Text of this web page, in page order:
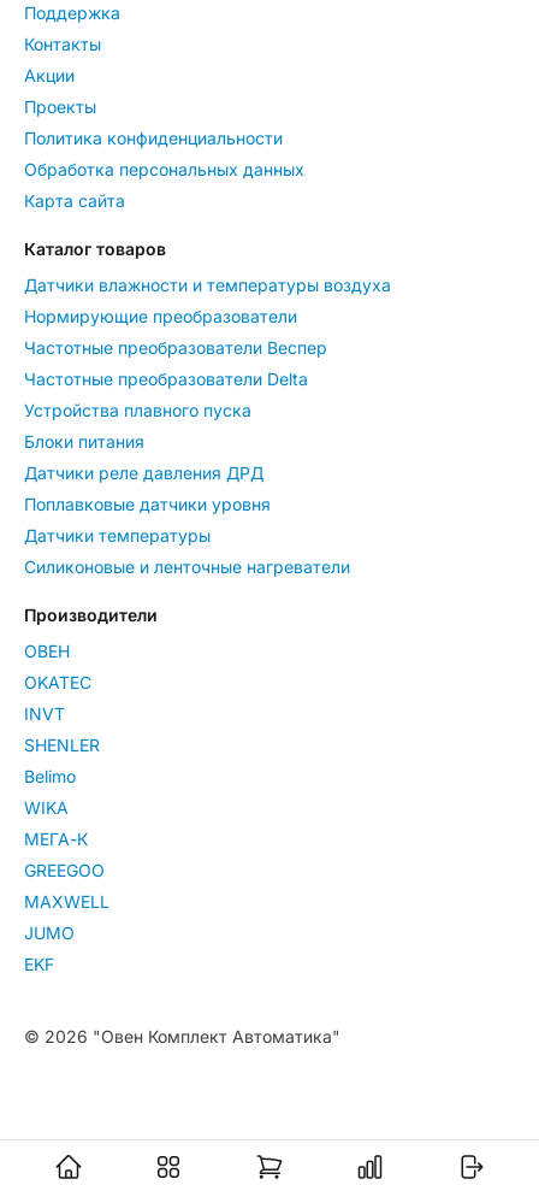
Поддержка
Контакты
Акции
Проекты
Политика конфиденциальности
Обработка персональных данных
Карта сайта
Каталог товаров
Датчики влажности и температуры воздуха
Нормирующие преобразователи
Частотные преобразователи Веспер
Частотные преобразователи Delta
Устройства плавного пуска
Блоки питания
Датчики реле давления ДРД
Поплавковые датчики уровня
Датчики температуры
Силиконовые и ленточные нагреватели
Производители
ОВЕН
OKATEC
INVT
SHENLER
Belimo
WIKA
МЕГА-К
GREEGOO
MAXWELL
JUMO
EKF
© 2026 "Овен Комплект Автоматика"